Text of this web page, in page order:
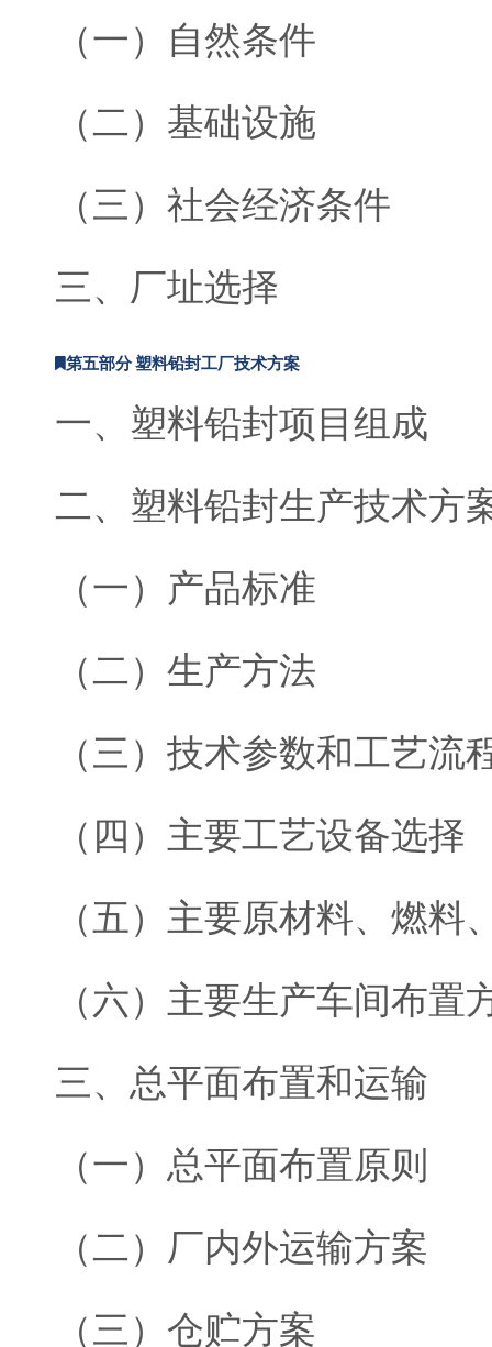
（一）自然条件
（二）基础设施
（三）社会经济条件
三、厂址选择
第五部分 塑料铅封工厂技术方案
一、塑料铅封项目组成
二、塑料铅封生产技术方
（一）产品标准
（二）生产方法
（三）技术参数和工艺流
（四）主要工艺设备选择
（五）主要原材料、燃料
（六）主要生产车间布置
三、总平面布置和运输
（一）总平面布置原则
（二）厂内外运输方案
（三）仓贮方案